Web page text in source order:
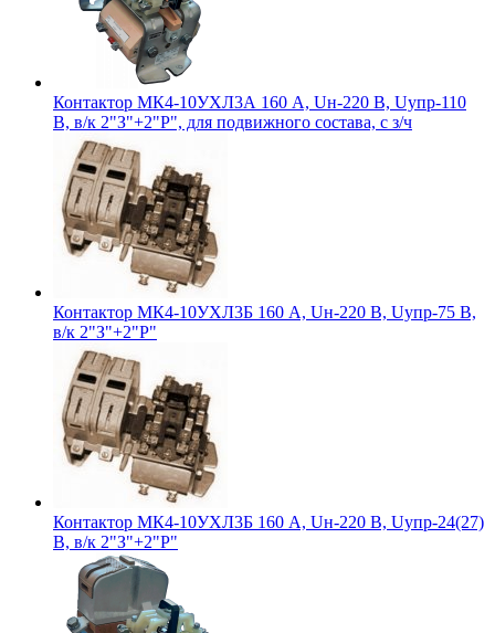
Контактор МК4-10УХЛ3А 160 А, Uн-220 В, Uупр-110
В, в/к 2"З"+2"Р", для подвижного состава, с з/ч
Контактор МК4-10УХЛ3Б 160 А, Uн-220 В, Uупр-75 В,
в/к 2"З"+2"Р"
Контактор МК4-10УХЛ3Б 160 А, Uн-220 В, Uупр-24(27)
В, в/к 2"З"+2"Р"